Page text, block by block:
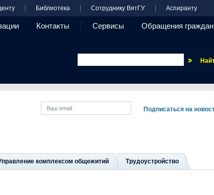
Библиотека Сотруднику ВятГУ Аспиранту
Контакты Сервисы Обращения граждан
комплексом общежитий Трудоустройство